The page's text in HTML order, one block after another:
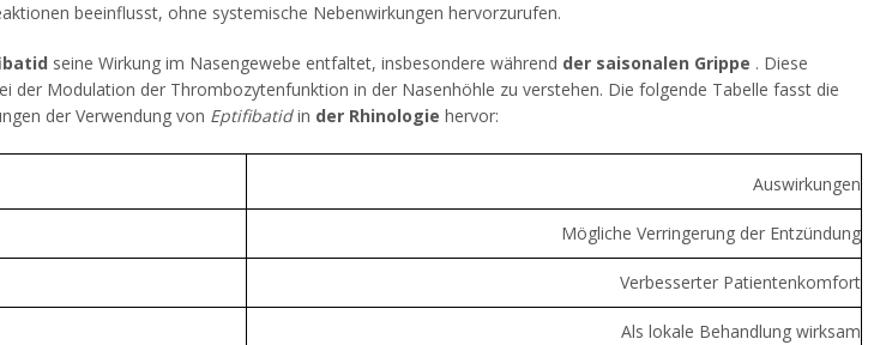
beeinflusst, ohne systemische Nebenwirkungen hervorzurufen.
seine Wirkung im Nasengewebe entfaltet, insbesondere während der saisonalen Grippe . Diese
der Modulation der Thrombozytenfunktion in der Nasenhöhle zu verstehen. Die folgende Tabelle fasst die
der Verwendung von Eptifibatidin der Rhinologie hervor:
Auswirkungen
Mögliche Verringerung der Entzündung
Verbesserter Patientenkomfort
Als lokale Behandlung wirksam